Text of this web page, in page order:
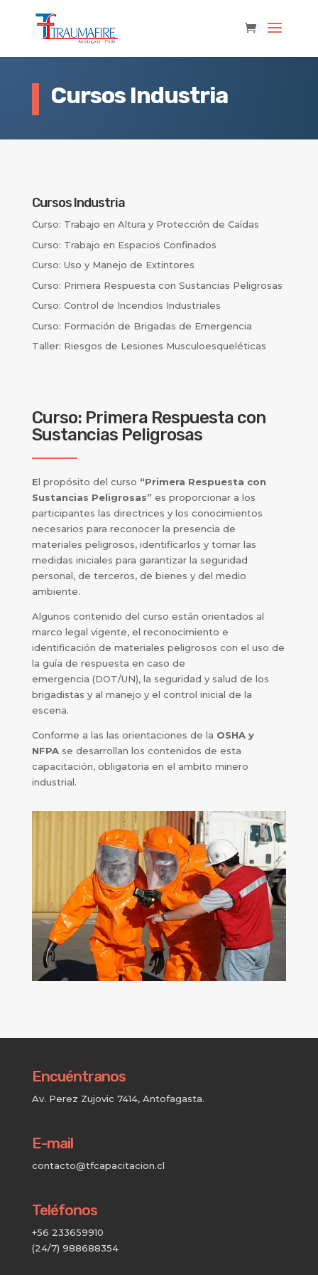
Cursos Industria
Cursos Industria
Curso: Trabajo en Altura y Protección de Caídas
Curso: Trabajo en Espacios Confinados
Curso: Uso y Manejo de Extintores
Curso: Primera Respuesta con Sustancias Peligrosas
Curso: Control de Incendios Industriales
Curso: Formación de Brigadas de Emergencia
Taller: Riesgos de Lesiones Musculoesqueléticas
Curso: Primera Respuesta con
Sustancias Peligrosas
El propósito del curso “Primera Respuesta con
Sustancias Peligrosas” es proporcionar a los
participantes las directrices y los conocimientos
necesarios para reconocer la presencia de
materiales peligrosos, identificarlos y tomar las
medidas iniciales para garantizar la seguridad
personal, de terceros, de bienes y del medio
ambiente.
Algunos contenido del curso están orientados al
marco legal vigente, el reconocimiento e
identificación de materiales peligrosos con el uso de
la guía de respuesta en caso de
emergencia (DOT/UN), la seguridad y salud de los
brigadistas y al manejo y el control inicial de la
escena.
Conforme a las las orientaciones de la OSHA y
NFPAse desarrollan los contenidos de esta
capacitación, obligatoria en el ambito minero
industrial.
Encuéntranos
Av. Perez Zujovic 7414, Antofagasta.
E-mail
contacto@tfcapacitacion.cl
Teléfonos
+56 233659910
(24/7) 988688354